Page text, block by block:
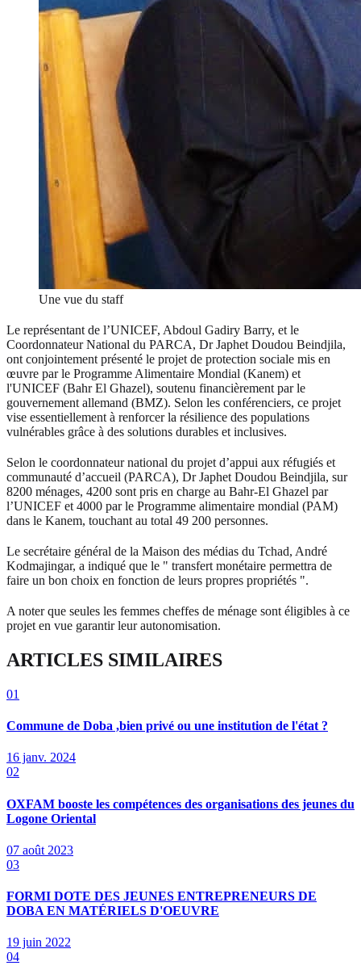
Une vue du staff
Le représentant de l’UNICEF, Abdoul Gadiry Barry, et le
Coordonnateur National du PARCA, Dr Japhet Doudou Beindjila,
ont conjointement présenté le projet de protection sociale mis en
œuvre par le Programme Alimentaire Mondial (Kanem) et
l'UNICEF (Bahr El Ghazel), soutenu financièrement par le
gouvernement allemand (BMZ). Selon les conférenciers, ce projet
vise essentiellement à renforcer la résilience des populations
vulnérables grâce à des solutions durables et inclusives.
Selon le coordonnateur national du projet d’appui aux réfugiés et
communauté d’accueil (PARCA), Dr Japhet Doudou Beindjila, sur
8200 ménages, 4200 sont pris en charge au Bahr-El Ghazel par
l’UNICEF et 4000 par le Programme alimentaire mondial (PAM)
dans le Kanem, touchant au total 49 200 personnes.
Le secrétaire général de la Maison des médias du Tchad, André
Kodmajingar, a indiqué que le " transfert monétaire permettra de
faire un bon choix en fonction de leurs propres propriétés ".
A noter que seules les femmes cheffes de ménage sont éligibles à ce
projet en vue garantir leur autonomisation.
ARTICLES SIMILAIRES
01
Commune de Doba ,bien privé ou une institution de l'état ?
16 janv. 2024
02
OXFAM booste les compétences des organisations des jeunes du
Logone Oriental
07 août 2023
03
FORMI DOTE DES JEUNES ENTREPRENEURS DE
DOBA EN MATÉRIELS D'OEUVRE
19 juin 2022
04